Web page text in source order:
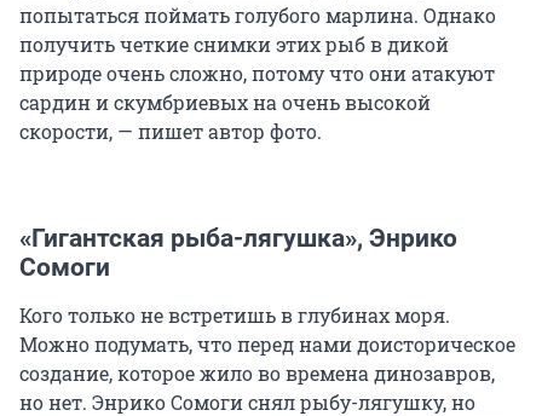
попытаться поймать голубого марлина. Однако
получить четкие снимки этих рыб в дикой
природе очень сложно, потому что они атакуют
сардин и скумбриевых на очень высокой
скорости, — пишет автор фото.
«Гигантская рыба-лягушка», Энрико
Сомоги
Кого только не встретишь в глубинах моря.
Можно подумать, что перед нами доисторическое
создание, которое жило во времена динозавров,
но нет. Энрико Сомоги снял рыбу-лягушку, но